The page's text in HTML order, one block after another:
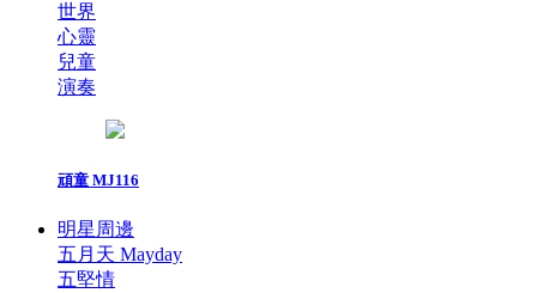
世界
心靈
兒童
演奏
頑童 MJ116
明星周邊
五月天 Mayday
五堅情